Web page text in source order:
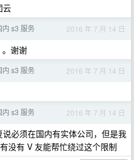
云
内 s3 服务 2016 年 7 月 14 日
。谢谢
内 s3 服务 2016 年 7 月 14 日
内 s3 服务 2016 年 7 月 14 日
必须在国内有实体公司，但是我
没有 V 友能帮忙绕过这个限制